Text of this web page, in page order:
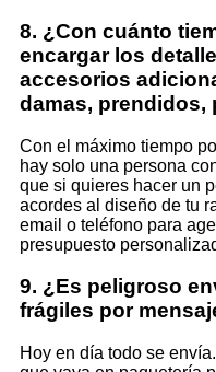
8. ¿Con cuánto
encargar los
accesorios
damas, prendidos,
Con el máximo tiempo
hay solo una persona
que si quieres hacer un
acordes al diseño de tu
email o teléfono para
presupuesto
9. ¿Es peligroso
frágiles por
Hoy en día todo se